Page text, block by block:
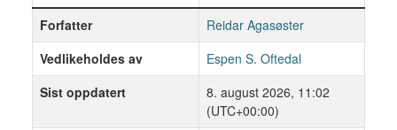
Forfatter
Reidar Agasøster
Vedlikeholdes av
Espen S. Oftedal
Sist oppdatert
8. august 2026, 11:02
(UTC+00:00)